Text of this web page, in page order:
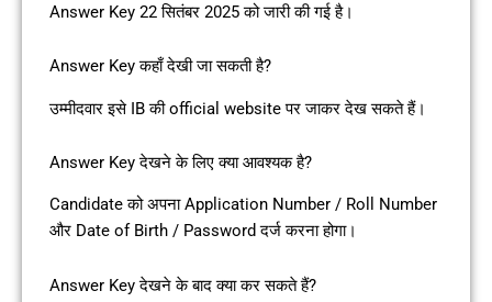
Answer Key 22 सितंबर 2025 को जारी की गई है।
Answer Key कहाँ देखी जा सकती है?
उम्मीदवार इसे IB की official website पर जाकर देख सकते हैं।
Answer Key देखने के लिए क्या आवश्यक है?
Candidate को अपना Application Number / Roll Number
और Date of Birth / Password दर्ज करना होगा।
Answer Key देखने के बाद क्या कर सकते हैं?